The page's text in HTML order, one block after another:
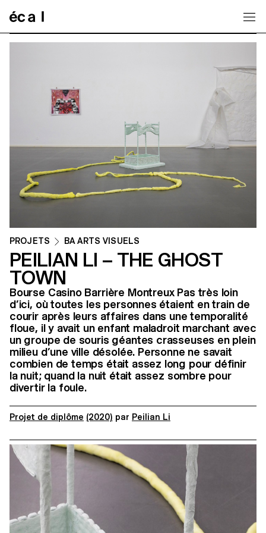
PROJETS BA ARTS VISUELS
PEILIAN LI – THE GHOST
TOWN
Bourse Casino Barrière Montreux Pas très loin
d’ici, où toutes les personnes étaient en train de
courir après leurs affaires dans une temporalité
floue, il y avait un enfant maladroit marchant avec
un groupe de souris géantes crasseuses en plein
milieu d’une ville désolée. Personne ne savait
combien de temps était assez long pour définir
la nuit; quand la nuit était assez sombre pour
divertir la foule.
Projet de diplôme (2020) par Peilian Li